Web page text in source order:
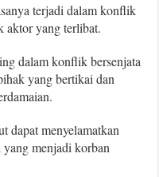
terjadi dalam konflik
aktor yang terlibat.
dalam konflik bersenjata
yang bertikai dan
dapat menyelamatkan
menjadi korban